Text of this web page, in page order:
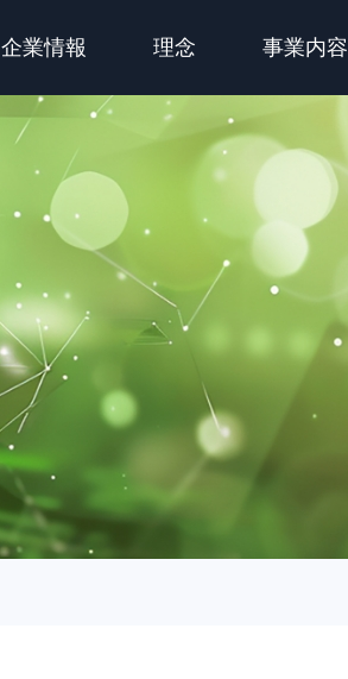
企業情報 理念 事業内容